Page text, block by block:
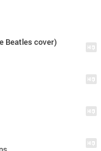
Beatles cover)